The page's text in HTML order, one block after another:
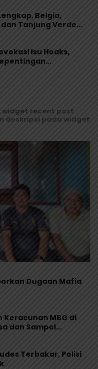
Belgia,
Tanjung Verde
Isu Hoaks,
widget recent post
deskripsi pada widget
Dugaan Mafia
MBG di
dan Sampel
Terbakar, Polisi